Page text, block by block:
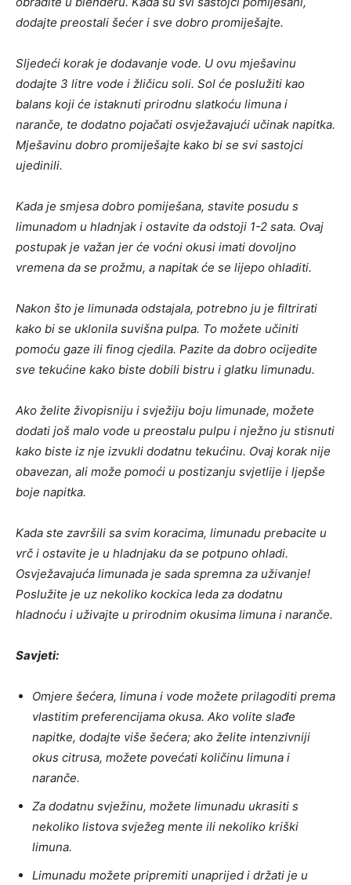
dodajte preostali šećer i sve dobro promiješajte.
Sljedeći korak je dodavanje vode. U ovu mješavinu
dodajte 3 litre vode i žličicu soli. Sol će poslužiti kao
balans koji će istaknuti prirodnu slatkoću limuna i
naranče, te dodatno pojačati osvježavajući učinak napitka.
Mješavinu dobro promiješajte kako bi se svi sastojci
ujedinili.
Kada je smjesa dobro pomiješana, stavite posudu s
limunadom u hladnjak i ostavite da odstoji 1-2 sata. Ovaj
postupak je važan jer će voćni okusi imati dovoljno
vremena da se prožmu, a napitak će se lijepo ohladiti.
Nakon što je limunada odstajala, potrebno ju je filtrirati
kako bi se uklonila suvišna pulpa. To možete učiniti
pomoću gaze ili finog cjedila. Pazite da dobro ocijedite
sve tekućine kako biste dobili bistru i glatku limunadu.
Ako želite živopisniju i svježiju boju limunade, možete
dodati još malo vode u preostalu pulpu i nježno ju stisnuti
kako biste iz nje izvukli dodatnu tekućinu. Ovaj korak nije
obavezan, ali može pomoći u postizanju svjetlije i ljepše
boje napitka.
Kada ste završili sa svim koracima, limunadu prebacite u
vrč i ostavite je u hladnjaku da se potpuno ohladi.
Osvježavajuća limunada je sada spremna za uživanje!
Poslužite je uz nekoliko kockica leda za dodatnu
hladnoću i uživajte u prirodnim okusima limuna i naranče.
Savjeti:
Omjere šećera, limuna i vode možete prilagoditi prema
vlastitim preferencijama okusa. Ako volite slađe
napitke, dodajte više šećera; ako želite intenzivniji
okus citrusa, možete povećati količinu limuna i
naranče.
Za dodatnu svježinu, možete limunadu ukrasiti s
nekoliko listova svježeg mente ili nekoliko kriški
limuna.
Limunadu možete pripremiti unaprijed i držati je u